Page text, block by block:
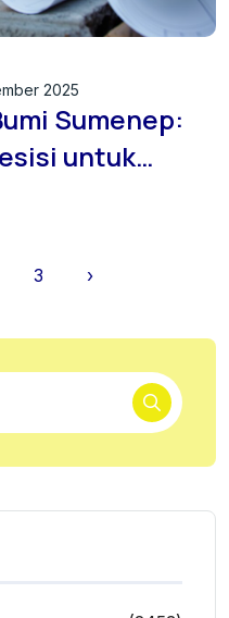
2025
Sumenep:
untuk
3 ›